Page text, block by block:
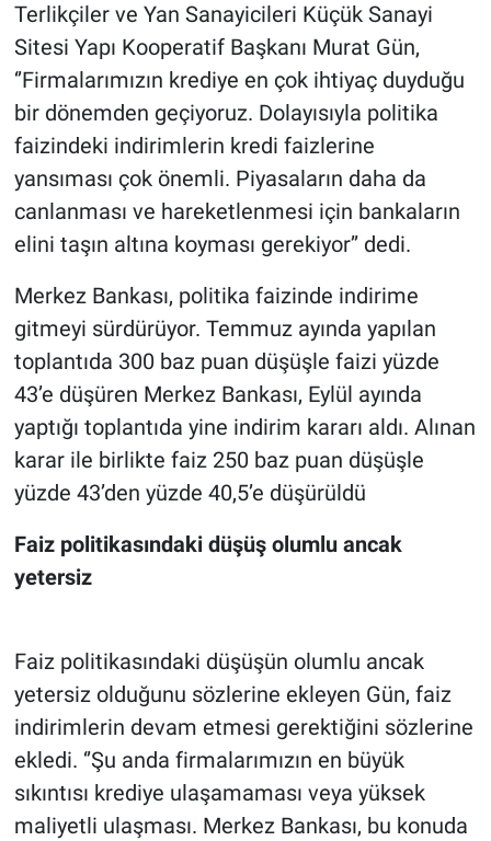
Terlikçiler ve Yan Sanayicileri Küçük Sanayi
Sitesi Yapı Kooperatif Başkanı Murat Gün,
‘’Firmalarımızın krediye en çok ihtiyaç duyduğu
bir dönemden geçiyoruz. Dolayısıyla politika
faizindeki indirimlerin kredi faizlerine
yansıması çok önemli. Piyasaların daha da
canlanması ve hareketlenmesi için bankaların
elini taşın altına koyması gerekiyor’’ dedi.
Merkez Bankası, politika faizinde indirime
gitmeyi sürdürüyor. Temmuz ayında yapılan
toplantıda 300 baz puan düşüşle faizi yüzde
43’e düşüren Merkez Bankası, Eylül ayında
yaptığı toplantıda yine indirim kararı aldı. Alınan
karar ile birlikte faiz 250 baz puan düşüşle
yüzde 43’den yüzde 40,5’e düşürüldü
Faiz politikasındaki düşüş olumlu ancak
yetersiz
Faiz politikasındaki düşüşün olumlu ancak
yetersiz olduğunu sözlerine ekleyen Gün, faiz
indirimlerin devam etmesi gerektiğini sözlerine
ekledi. ‘’Şu anda firmalarımızın en büyük
sıkıntısı krediye ulaşamaması veya yüksek
maliyetli ulaşması. Merkez Bankası, bu konuda